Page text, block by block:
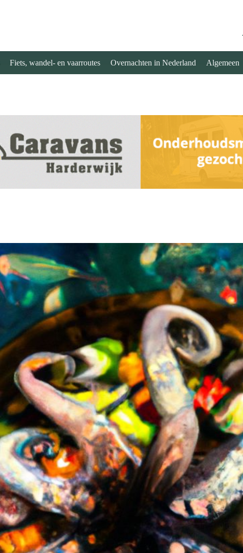
Fiets, wandel- en vaarroutes Overnachten in Nederland Algemeen